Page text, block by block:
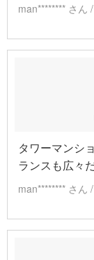
man******** さん
タワーマンシ
ランスも広々
man******** さん